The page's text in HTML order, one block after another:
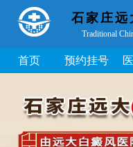
石家庄远
Traditional
首页 预约挂号